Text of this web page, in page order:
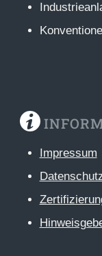
Impressum